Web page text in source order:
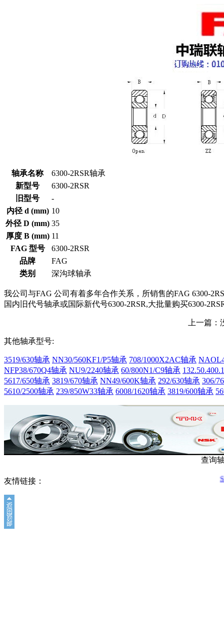
轴承名称
6300-2RSR轴承
新型号
6300-2RSR
旧型号
-
内径 d (mm) 10
外径 D (mm) 35
厚度 B (mm) 11
FAG 型号
6300-2RSR
品牌
FAG
类别
深沟球轴承
我公司与FAG 公司有着多年合作关系，所销售的FAG 6300-
国内旧代号轴承或国际新代号6300-2RSR,大批量购买6300-
上一篇
其他轴承型号:
3519/630轴承 NN30/560KF1/P5轴承 708/1000X2AC轴承
NFP38/670Q4轴承 NU9/2240轴承 60/800N1/C9轴承
5617/650轴承 3819/670轴承 NN49/600K轴承 292/630轴承 306/
5610/2500轴承 239/850W33轴承 6008/1620轴承 3819/600轴承
查询
友情链接：